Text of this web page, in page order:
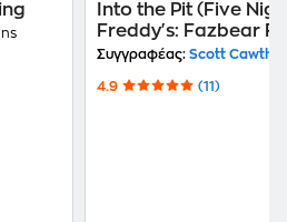
Into the Pit (Five
Freddy's: Fazbear
#1)
Συγγραφέας: Scott
4.9 (11)